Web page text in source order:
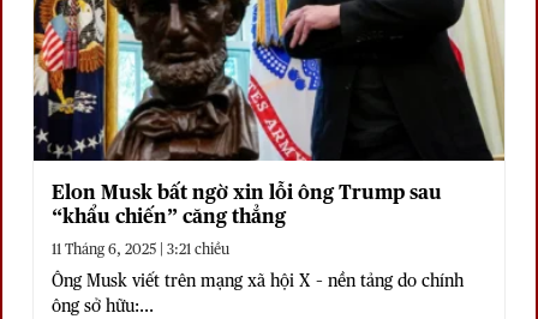
Elon Musk bất ngờ xin lỗi ông Trump sau
“khẩu chiến” căng thẳng
11 Tháng 6, 2025 | 3:21 chiều
Ông Musk viết trên mạng xã hội X – nền tảng do chính
ông sở hữu:...